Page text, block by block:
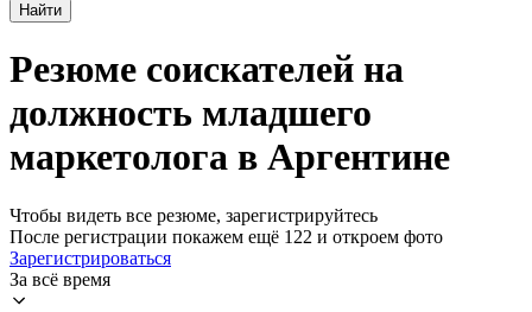
Найти
Резюме соискателей на
должность младшего
маркетолога в Аргентине
Чтобы видеть все резюме, зарегистрируйтесь
После регистрации покажем ещё 122 и откроем фото
Зарегистрироваться
За всё время